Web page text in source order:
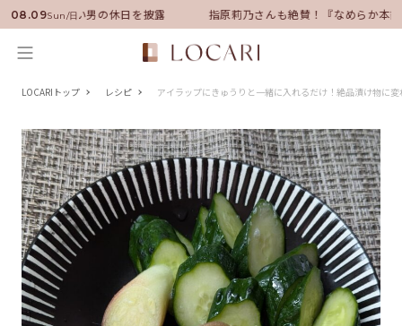
08.09Sun/日
に就任！いい男の休日を披露 指原莉乃さんも絶賛！『なめらか本舗
LOCARIトップ レシピ アイラップにきゅうりと一緒に入れるだけ！絶品漬け物に